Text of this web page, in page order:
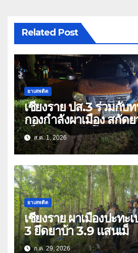
Related Post
ยาเสพติด
เชียงราย ปส.3 ร่วมกับ
กองกำลังผาเมือง สกัด
เม็ด เครือข่าย โล่ง แซ่ลี
ส.ค. 1, 2026
ยาเสพติด
เชียงราย ผาเมืองปะทะ
3 ยึดยาบ้า 3.9 แสนเม็
ก.ค. 29, 2026